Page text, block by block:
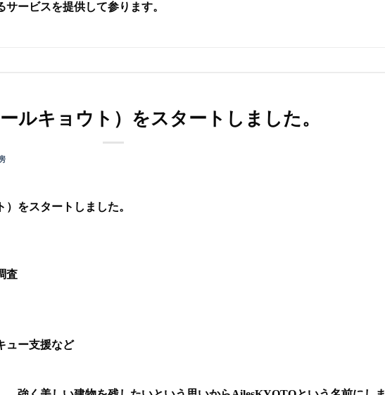
ービスを提供して参ります。
ルキョウト）をスタートしました。
をスタートしました。
査
ュー支援など